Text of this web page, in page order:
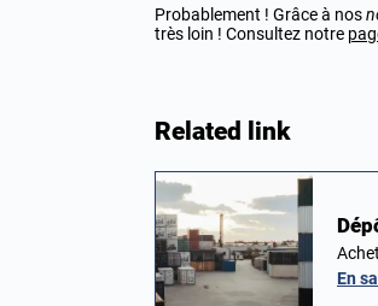
Probablement ! Grâce à nos
très loin ! Consultez notre
Related link
En